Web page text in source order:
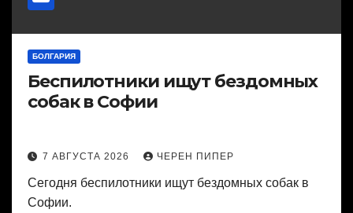
БОЛГАРИЯ
Беспилотники ищут бездомных
собак в Софии
7 АВГУСТА 2026 ЧЕРЕН ПИПЕР
Сегодня беспилотники ищут бездомных собак в
Софии.